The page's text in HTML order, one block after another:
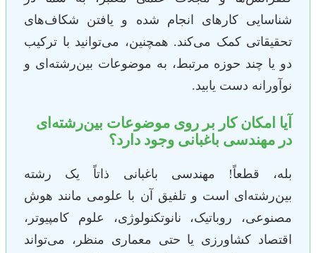
شناسایی کارهای انجام شده و یافتن شکاف‌های
تحقیقاتی کمک می‌کند. همچنین، می‌توانید با ترکیب
دو یا چند حوزه مرتبط، به موضوعات بین‌رشته‌ای و
نوآورانه دست یابید.
آیا امکان کار بر روی موضوعات بین‌رشته‌ای
در مهندسی باغبانی وجود دارد؟
بله، قطعاً! مهندسی باغبانی ذاتاً یک رشته
بین‌رشته‌ای است و تلفیق آن با علومی مانند هوش
مصنوعی، روباتیک، نانوتکنولوژی، علوم کامپیوتر،
اقتصاد کشاورزی یا حتی معماری منظر، می‌تواند